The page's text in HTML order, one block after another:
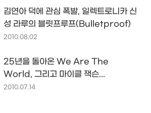
김연아 덕에 관심 폭발, 일렉트로니카 신
성 라루의 블릿프루프(Bulletproof)
2010.08.02
25년을 돌아온 We Are The
World, 그리고 마이클 잭슨...
2010.07.14